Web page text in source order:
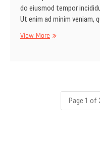
do eiusmod tempor
Ut enim ad minim veniam,
View More Start
Page 1 of